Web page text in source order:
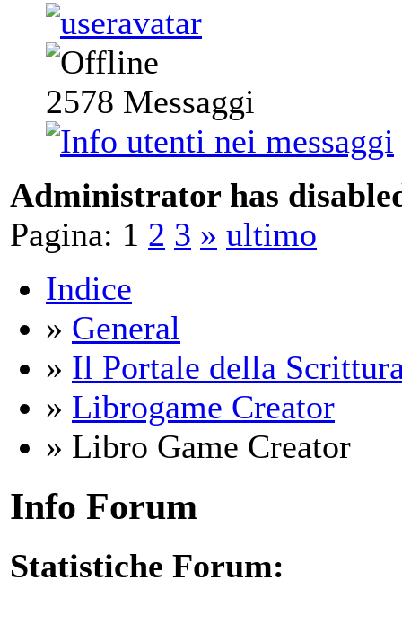
2578 Messaggi
Administrator has
Pagina: 1 2 3 » ultimo
Indice
» General
» Il Portale della
» Librogame Creator
» Libro Game Creator
Info Forum
Statistiche Forum: